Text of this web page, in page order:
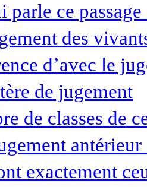
parle ce passage
des
d’avec le
de jugement
de classes de
exactement